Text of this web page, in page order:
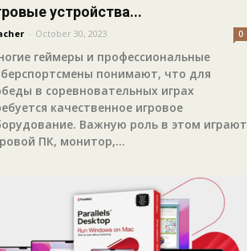
устройства...
- October 30, 2023 0
геймеры и профессиональные
понимают, что для
в соревновательных играх
качественное игровое
Важную роль в этом играют
ПК, монитор,...